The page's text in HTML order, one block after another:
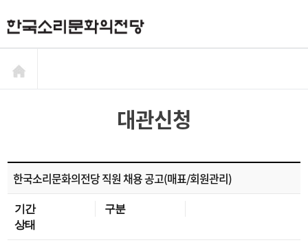
대관신청
한국소리문화의전당 직원 채용 공고(매표/회원관리)
기간
구분
상태